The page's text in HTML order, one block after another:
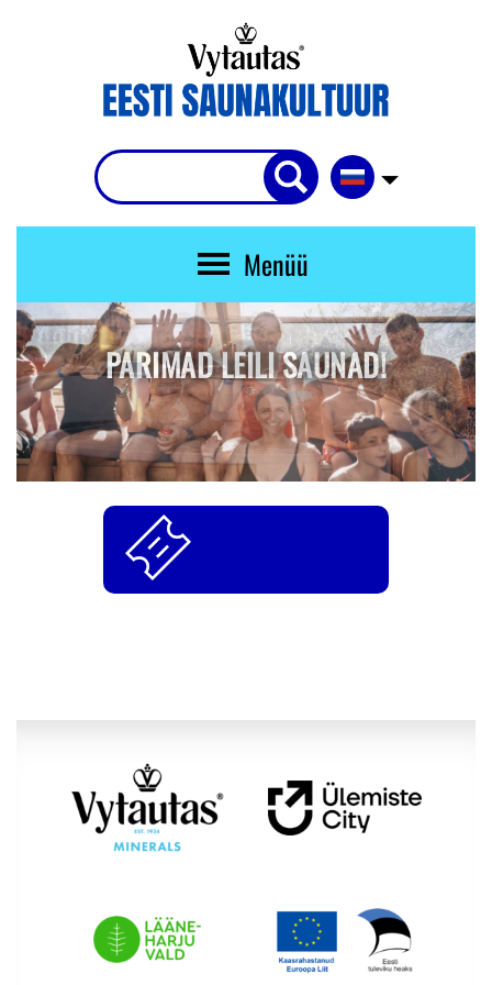
Menüü
PARIMAD LEILI SAUNAD!